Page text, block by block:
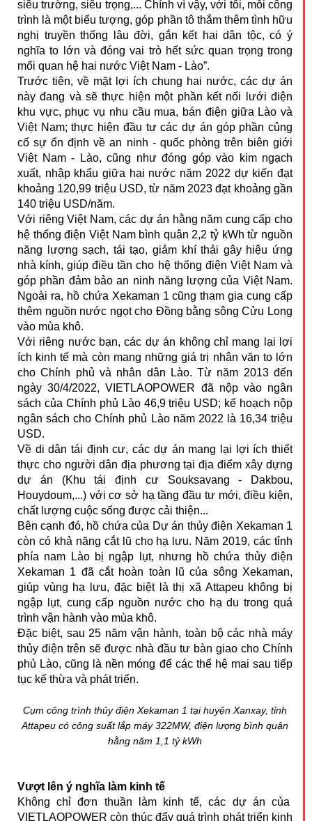
siêu trường, siêu trọng,... Chính vì vậy, với tôi, mỗi công
trình là một biểu tượng, góp phần tô thắm thêm tình hữu
nghị truyền thống lâu đời, gắn kết hai dân tộc, có ý
nghĩa to lớn và đóng vai trò hết sức quan trọng trong
mối quan hệ hai nước Việt Nam - Lào”.
Trước tiên, về mặt lợi ích chung hai nước, các dự án
này đang và sẽ thực hiện một phần kết nối lưới điện
khu vực, phục vụ nhu cầu mua, bán điện giữa Lào và
Việt Nam; thực hiện đầu tư các dự án góp phần củng
cố sự ổn định về an ninh - quốc phòng trên biên giới
Việt Nam - Lào, cũng như đóng góp vào kim ngạch
xuất, nhập khẩu giữa hai nước năm 2022 dự kiến đạt
khoảng 120,99 triệu USD, từ năm 2023 đạt khoảng gần
140 triệu USD/năm.
Với riêng Việt Nam, các dự án hằng năm cung cấp cho
hệ thống điện Việt Nam bình quân 2,2 tỷ kWh từ nguồn
năng lượng sạch, tái tạo, giảm khí thải gây hiệu ứng
nhà kính, giúp điều tần cho hệ thống điện Việt Nam và
góp phần đảm bảo an ninh năng lượng của Việt Nam.
Ngoài ra, hồ chứa Xekaman 1 cũng tham gia cung cấp
thêm nguồn nước ngọt cho Đồng bằng sông Cửu Long
vào mùa khô.
Với riêng nước bạn, các dự án không chỉ mang lại lợi
ích kinh tế mà còn mang những giá trị nhân văn to lớn
cho Chính phủ và nhân dân Lào. Từ năm 2013 đến
ngày 30/4/2022, VIETLAOPOWER đã nộp vào ngân
sách của Chính phủ Lào 46,9 triệu USD; kế hoạch nộp
ngân sách cho Chính phủ Lào năm 2022 là 16,34 triệu
USD.
Về di dân tái định cư, các dự án mang lại lợi ích thiết
thực cho người dân địa phương tại địa điểm xây dựng
dự án (Khu tái định cư Souksavang - Dakbou,
Houydoum,...) với cơ sở hạ tầng đầu tư mới, điều kiện,
chất lượng cuộc sống được cải thiện...
Bên cạnh đó, hồ chứa của Dự án thủy điện Xekaman 1
còn có khả năng cắt lũ cho hạ lưu. Năm 2019, các tỉnh
phía nam Lào bị ngập lụt, nhưng hồ chứa thủy điện
Xekaman 1 đã cắt hoàn toàn lũ của sông Xekaman,
giúp vùng hạ lưu, đặc biệt là thị xã Attapeu không bị
ngập lụt, cung cấp nguồn nước cho hạ du trong quá
trình vận hành vào mùa khô.
Đặc biệt, sau 25 năm vận hành, toàn bộ các nhà máy
thủy điện trên sẽ được nhà đầu tư bàn giao cho Chính
phủ Lào, cũng là nền móng để các thế hệ mai sau tiếp
tục kế thừa và phát triển.
Cụm công trình thủy điện Xekaman 1 tại huyện Xanxay, tỉnh
Attapeu có công suất lắp máy 322MW, điện lượng bình quân
hằng năm 1,1 tỷ kWh
Vượt lên ý nghĩa làm kinh tế
Không chỉ đơn thuần làm kinh tế, các dự án của
VIETLAOPOWER còn thúc đẩy quá trình phát triển kinh